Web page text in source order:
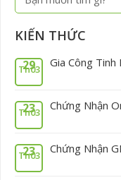
kiếm
KIẾN THỨC
29
Th03 Gia Công Tinh
23
Th03 Chứng Nhận
23
Th03 Chứng Nhận